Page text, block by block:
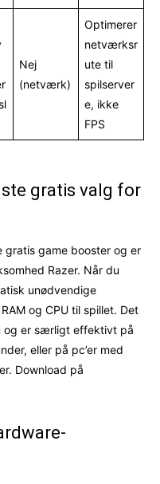
Nej
(netværk)
Optimerer
netværksr
ute til
spilserver
e, ikke
FPS
gratis valg for
gratis game booster og er
Razer. Når du
unødvendige
og CPU til spillet. Det
og er særligt effektivt på
eller på pc’er med
Download på